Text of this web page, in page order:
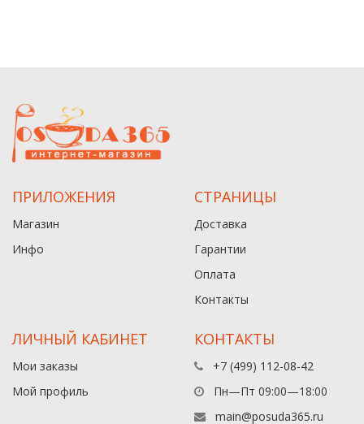
ПРИЛОЖЕНИЯ
Магазин
Инфо
СТРАНИЦЫ
Доставка
Гарантии
Оплата
Контакты
ЛИЧНЫЙ КАБИНЕТ
Мои заказы
Мой профиль
КОНТАКТЫ
+7 (499) 112-08-42
Пн—Пт 09:00—18:00
main@posuda365.ru